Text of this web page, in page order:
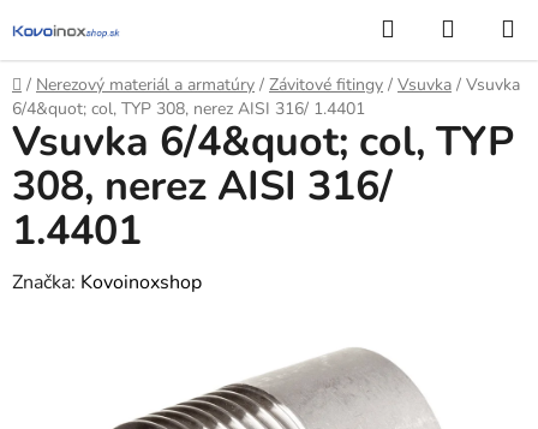
na
obsah
Hľadať
KOŠÍK
Domov
/ Nerezový materiál a armatúry / Závitové fitingy / Vsuvka / Vsuvka
6/4&quot; col, TYP 308, nerez AISI 316/ 1.4401
Vsuvka 6/4&quot; col, TYP
308, nerez AISI 316/
1.4401
Značka: Kovoinoxshop